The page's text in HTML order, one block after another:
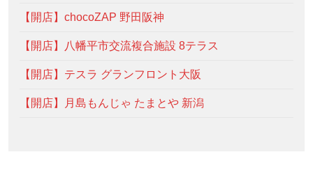
【開店】chocoZAP 野田阪神
【開店】八幡平市交流複合施設 8テラス
【開店】テスラ グランフロント大阪
【開店】月島もんじゃ たまとや 新潟